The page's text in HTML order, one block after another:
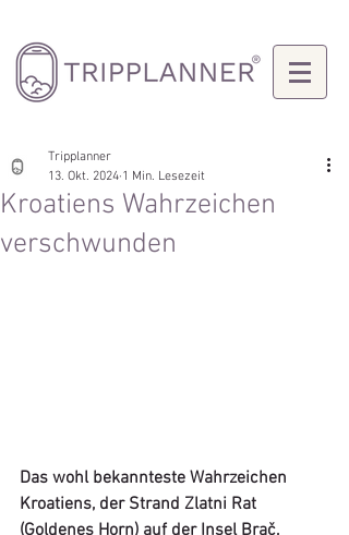
Kroatiens Wahrzeichen
verschwunden
Tripplanner
13. Okt. 2024 1 Min. Lesezeit
Das wohl bekannteste Wahrzeichen
Kroatiens, der Strand Zlatni Rat
(Goldenes Horn) auf der Insel Brač,